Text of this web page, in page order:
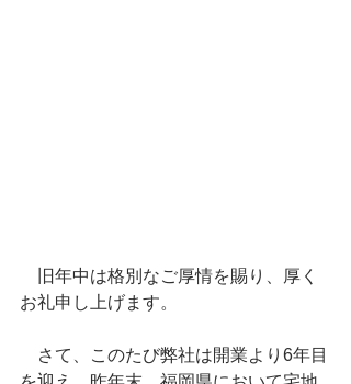
旧年中は格別なご厚情を賜り、厚く
お礼申し上げます。
さて、このたび弊社は開業より6年目